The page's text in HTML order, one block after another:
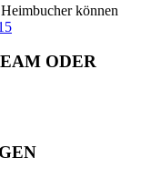
können
ODER